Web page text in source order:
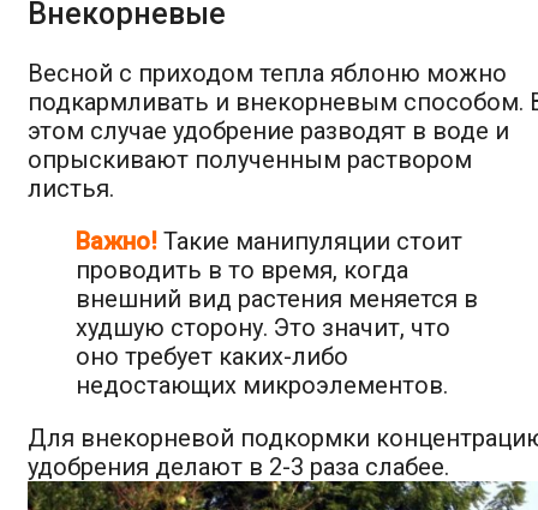
Внекорневые
Весной с приходом тепла яблоню можно
подкармливать и внекорневым способом.
этом случае удобрение разводят в воде и
опрыскивают полученным раствором
листья.
Важно! Такие манипуляции стоит
проводить в то время, когда
внешний вид растения меняется в
худшую сторону. Это значит, что
оно требует каких-либо
недостающих микроэлементов.
Для внекорневой подкормки
удобрения делают в 2-3 раза слабее.